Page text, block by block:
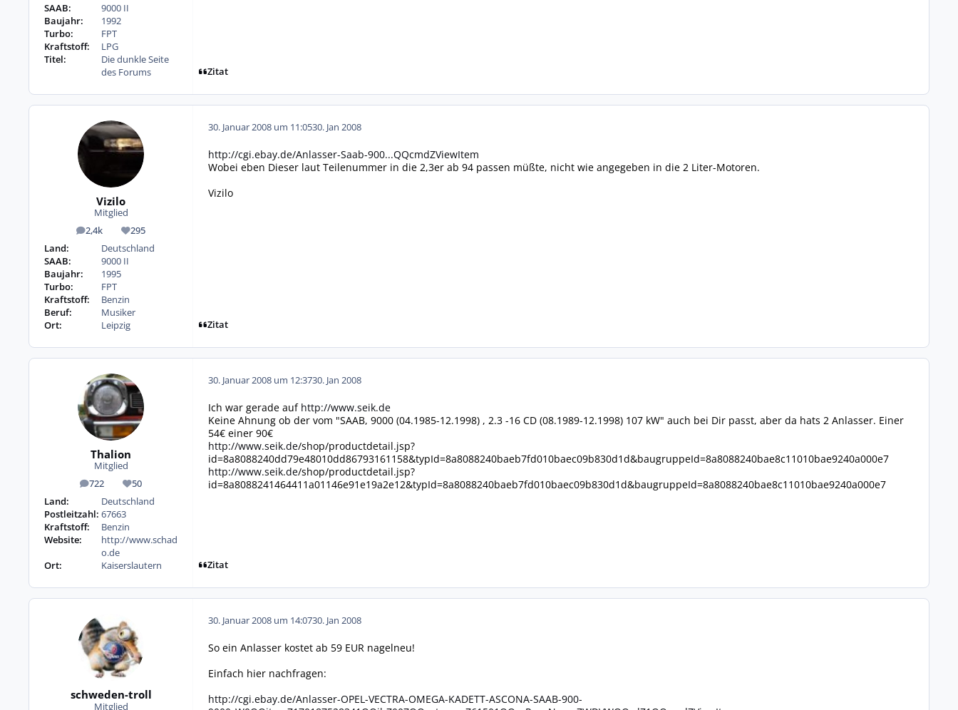
SAAB:
9000 II
Baujahr:
1992
Turbo:
FPT
Kraftstoff:
LPG
Titel:
Die dunkle Seite
des Forums
Zitat
Vizilo
Mitglied
2,4k
Beiträge 295
Reputation
Land:
Deutschland
SAAB:
9000 II
Baujahr:
1995
Turbo:
FPT
Kraftstoff:
Benzin
Beruf:
Musiker
Ort:
Leipzig
30. Januar 2008 um 11:0530. Jan 2008
http://cgi.ebay.de/Anlasser-Saab-900...QQcmdZViewItem
Wobei eben Dieser laut Teilenummer in die 2,3er ab 94 passen müßte, nicht wie angegeben in die 2 Liter-Motoren.
Vizilo
Zitat
Thalion
Mitglied
722
Beiträge 50
Reputation
Land:
Deutschland
Postleitzahl: 67663
Kraftstoff:
Benzin
Website:
http://www.schad
o.de
Ort:
Kaiserslautern
30. Januar 2008 um 12:3730. Jan 2008
Ich war gerade auf http://www.seik.de
Keine Ahnung ob der vom "SAAB, 9000 (04.1985-12.1998) , 2.3 -16 CD (08.1989-12.1998) 107 kW" auch bei Dir passt, aber da hats 2 Anlasser. Einer
54€ einer 90€
http://www.seik.de/shop/productdetail.jsp?
id=8a8088240dd79e48010dd86793161158&typId=8a8088240baeb7fd010baec09b830d1d&baugruppeId=8a8088240bae8c11010bae9240a000e7
http://www.seik.de/shop/productdetail.jsp?
id=8a8088241464411a01146e91e19a2e12&typId=8a8088240baeb7fd010baec09b830d1d&baugruppeId=8a8088240bae8c11010bae9240a000e7
Zitat
schweden-troll
Mitglied
30. Januar 2008 um 14:0730. Jan 2008
So ein Anlasser kostet ab 59 EUR nagelneu!
Einfach hier nachfragen:
http://cgi.ebay.de/Anlasser-OPEL-VECTRA-OMEGA-KADETT-ASCONA-SAAB-900-